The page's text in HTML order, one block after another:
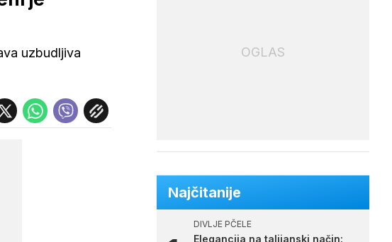
uzbudljiva
OGLAS
Najčitanije
DIVLJE PČELE
Elegancija na talijanski način: